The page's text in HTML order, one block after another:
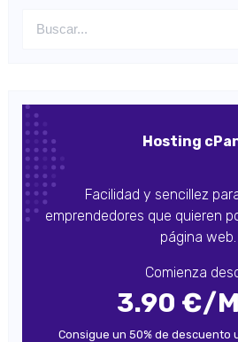
Hosting
Facilidad y sencillez
emprendedores que quieren
página web.
Comienza
3.90 €/
Consigue un 50% de descuento